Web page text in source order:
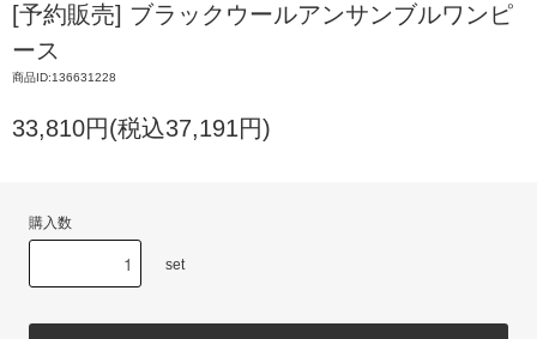
[予約販売] ブラックウールアンサンブルワンピ
ース
商品ID:136631228
33,810円(税込37,191円)
購入数
set